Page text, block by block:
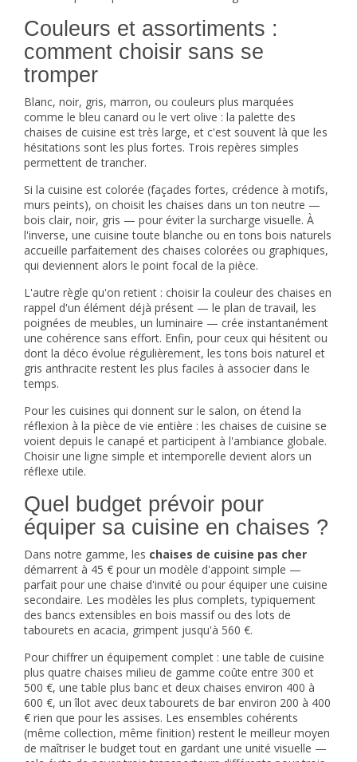
Couleurs et assortiments :
comment choisir sans se
tromper
Blanc, noir, gris, marron, ou couleurs plus marquées
comme le bleu canard ou le vert olive : la palette des
chaises de cuisine est très large, et c'est souvent là que les
hésitations sont les plus fortes. Trois repères simples
permettent de trancher.
Si la cuisine est colorée (façades fortes, crédence à motifs,
murs peints), on choisit les chaises dans un ton neutre —
bois clair, noir, gris — pour éviter la surcharge visuelle. À
l'inverse, une cuisine toute blanche ou en tons bois naturels
accueille parfaitement des chaises colorées ou graphiques,
qui deviennent alors le point focal de la pièce.
L'autre règle qu'on retient : choisir la couleur des chaises en
rappel d'un élément déjà présent — le plan de travail, les
poignées de meubles, un luminaire — crée instantanément
une cohérence sans effort. Enfin, pour ceux qui hésitent ou
dont la déco évolue régulièrement, les tons bois naturel et
gris anthracite restent les plus faciles à associer dans le
temps.
Pour les cuisines qui donnent sur le salon, on étend la
réflexion à la pièce de vie entière : les chaises de cuisine se
voient depuis le canapé et participent à l'ambiance globale.
Choisir une ligne simple et intemporelle devient alors un
réflexe utile.
Quel budget prévoir pour
équiper sa cuisine en chaises ?
Dans notre gamme, les chaises de cuisine pas cher
démarrent à 45 € pour un modèle d'appoint simple —
parfait pour une chaise d'invité ou pour équiper une cuisine
secondaire. Les modèles les plus complets, typiquement
des bancs extensibles en bois massif ou des lots de
tabourets en acacia, grimpent jusqu'à 560 €.
Pour chiffrer un équipement complet : une table de cuisine
plus quatre chaises milieu de gamme coûte entre 300 et
500 €, une table plus banc et deux chaises environ 400 à
600 €, un îlot avec deux tabourets de bar environ 200 à 400
€ rien que pour les assises. Les ensembles cohérents
(même collection, même finition) restent le meilleur moyen
de maîtriser le budget tout en gardant une unité visuelle —